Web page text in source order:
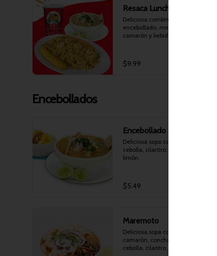
Resaca Lunch 1
Deliciosa combinación de junior
encebollado, medio arroz con
camarón y bebida personal.
$9.99
Encebollados
Encebollado
Deliciosa sopa con pescado, yuca,
cebolla, cilantro, chifles, canguil y
limón.
$5.49
Maremoto
Deliciosa sopa con pescado,
camarón, concha, calamar, yuca,
cebolla, cilantro, chifles, canguil y